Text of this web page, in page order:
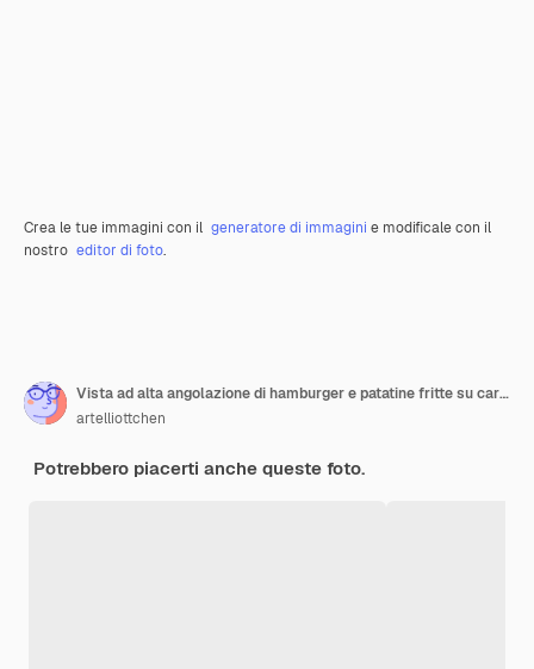
Crea le tue immagini con il generatore di immagini e modificale con il
nostro editor di foto.
Vista ad alta angolazione di hamburger e patatine fritte su carta
artelliottchen
Potrebbero piacerti anche queste foto.